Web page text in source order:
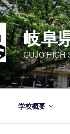
岐阜
GUJO HIGH
学校概要